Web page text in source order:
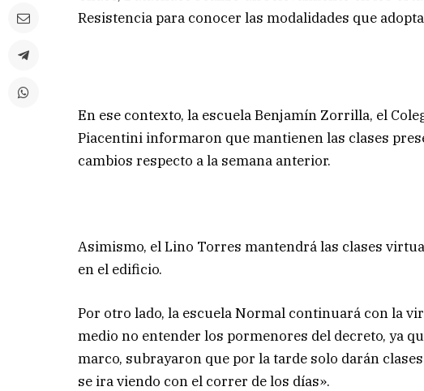
Resistencia para conocer las modalidades que
En ese contexto, la escuela Benjamín Zorrilla, el
Piacentini informaron que mantienen las clases
cambios respecto a la semana anterior.
Asimismo, el Lino Torres mantendrá las clases
en el edificio.
Por otro lado, la escuela Normal continuará con la
medio no entender los pormenores del decreto, ya
marco, subrayaron que por la tarde solo darán
se ira viendo con el correr de los días».